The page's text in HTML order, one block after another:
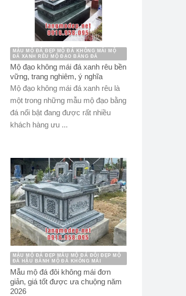
MẪU MỘ ĐÁ ĐẸP MỘ ĐÁ KHÔNG MÁI MỘ
ĐÁ XANH RÊU MỘ ĐẠO BẰNG ĐÁ
Mộ đạo không mái đá xanh rêu bền
vững, trang nghiêm, ý nghĩa
Mộ đạo không mái đá xanh rêu là
một trong những mẫu mộ đạo bằng
đá nổi bật đang được rất nhiều
khách hàng ưu ...
MẪU MỘ ĐÁ ĐẸP MẪU MỘ ĐÁ ĐÔI ĐẸP MỘ
ĐÁ HẬU BÀNH MỘ ĐÁ KHÔNG MÁI
Mẫu mộ đá đôi không mái đơn
giản, giá tốt được ưa chuộng năm
2026